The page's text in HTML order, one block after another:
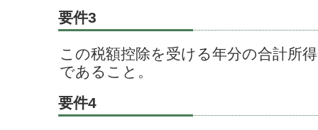
要件3
この税額控除を受ける年分の合計所
であること。
要件4